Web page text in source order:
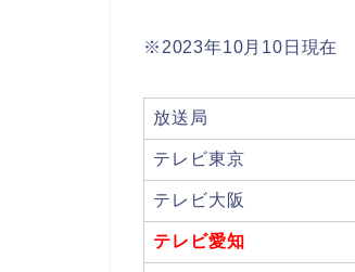
※2023年10月10日現在
放送局
テレビ東京
テレビ大阪
テレビ愛知